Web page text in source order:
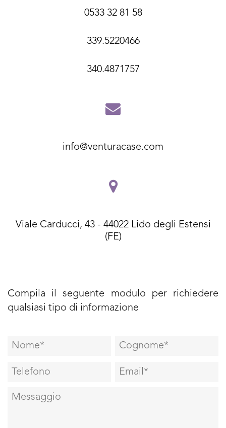
0533 32 81 58
339.5220466
340.4871757
info@venturacase.com
Viale Carducci, 43 - 44022 Lido degli Estensi
(FE)
Compila il seguente modulo per richiedere
qualsiasi tipo di informazione